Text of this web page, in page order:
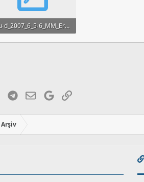
itu-d_2007_6_5-6_MM_Erol.pdf
754.9 KB · Görüntüleme: 164
WhatsApp
Telegram
E-postaGoogleLink
Arşiv